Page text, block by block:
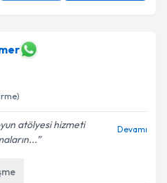
atölyesi hizmeti
Devamı